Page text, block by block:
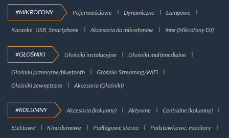
#MIKROFONY Pojemnościowe Dynamiczne Lampowe
Karaoke, USB, Smartphone Akcesoria do mikrofonów Inne (Mikrofony DJ)
#GŁOŚNIKI Głośniki instalacyjne Głośniki multimedialne
Głośniki przenośne/bluetooth
Głośniki Streaming/WIFI
Głośniki zewnętrzne
Akcesoria (Głośniki)
#KOLUMNY Akcesoria (kolumny) Aktywne Centralne (kolumny)
Efektowe Kino domowe Podłogowe stereo
Podstawkowe, monitory